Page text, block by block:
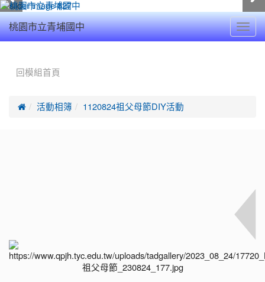
桃園市立青埔國中
回模組首頁
 活動相簿 1120824祖父母節DIY活動